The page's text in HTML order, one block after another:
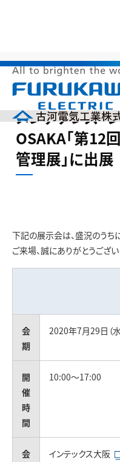
企業情報
製品情報
研究開発
採用情報
HOME > 製品情報 > 展示
OSAKA「第12回インフラ検査・維持
メンテナンス・
OSAKA「第12
管理展」に出展
下記の展示会は、盛況のうち
ご来場、誠にありがとうござい
会
期
2020年7月29日（水
開
催
時
間
10:00～17:00
会
インテックス大阪